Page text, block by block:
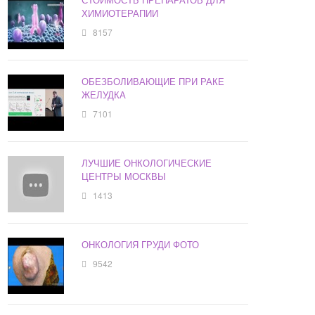
ХИМИОТЕРАПИИ
8157
ОБЕЗБОЛИВАЮЩИЕ ПРИ РАКЕ
ЖЕЛУДКА
7101
ЛУЧШИЕ ОНКОЛОГИЧЕСКИЕ
ЦЕНТРЫ МОСКВЫ
1413
ОНКОЛОГИЯ ГРУДИ ФОТО
9542